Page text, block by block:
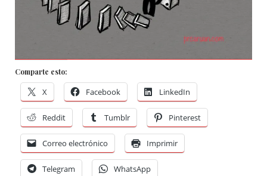
Comparte esto:
X Facebook LinkedIn
Reddit Tumblr Pinterest
Correo electrónico Imprimir
Telegram WhatsApp